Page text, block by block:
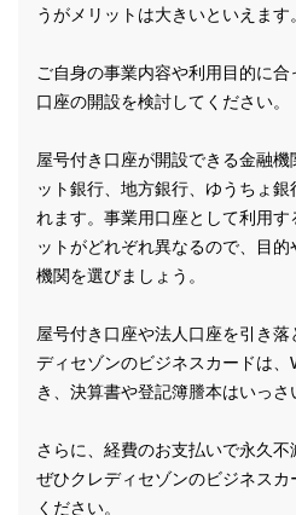
うがメリットは大きいといえます。
ご自身の事業内容や利用目的に
口座の開設を検討してください。
屋号付き口座が開設できる金融
ット銀行、地方銀行、ゆうちょ
れます。事業用口座として利用す
ットがどれぞれ異なるので、目
機関を選びましょう。
屋号付き口座や法人口座を引き
ディセゾンのビジネスカードは
き、決算書や登記簿謄本はいっさ
さらに、経費のお支払いで永久不
ぜひクレディセゾンのビジネス
ください。